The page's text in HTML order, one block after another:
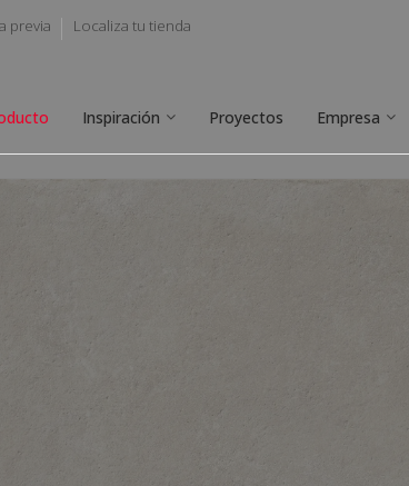
previa Localiza tu tienda
Inspiración Proyectos Empresa